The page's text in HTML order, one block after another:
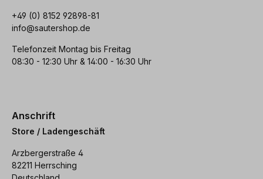
+49 (0) 8152 92898-81
info@sautershop.de
Telefonzeit Montag bis Freitag
08:30 - 12:30 Uhr & 14:00 - 16:30 Uhr
Anschrift
Store / Ladengeschäft
Arzbergerstraße 4
82211 Herrsching